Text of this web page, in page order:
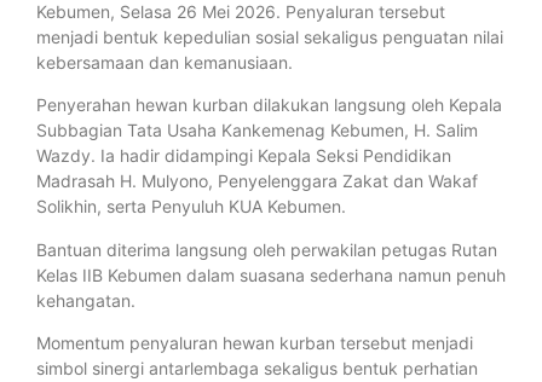
Kebumen, Selasa 26 Mei 2026. Penyaluran tersebut
menjadi bentuk kepedulian sosial sekaligus penguatan nilai
kebersamaan dan kemanusiaan.
Penyerahan hewan kurban dilakukan langsung oleh Kepala
Subbagian Tata Usaha Kankemenag Kebumen, H. Salim
Wazdy. Ia hadir didampingi Kepala Seksi Pendidikan
Madrasah H. Mulyono, Penyelenggara Zakat dan Wakaf
Solikhin, serta Penyuluh KUA Kebumen.
Bantuan diterima langsung oleh perwakilan petugas Rutan
Kelas IIB Kebumen dalam suasana sederhana namun penuh
kehangatan.
Momentum penyaluran hewan kurban tersebut menjadi
simbol sinergi antarlembaga sekaligus bentuk perhatian